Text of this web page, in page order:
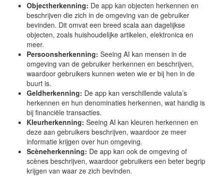
Objectherkenning: De app kan objecten herkennen en
beschrijven die zich in de omgeving van de gebruiker
bevinden. Dit omvat een breed scala aan dagelijkse
objecten, zoals huishoudelijke artikelen, elektronica en
meer.
Persoonsherkenning: Seeing AI kan mensen in de
omgeving van de gebruiker herkennen en beschrijven,
waardoor gebruikers kunnen weten wie er bij hen in de
buurt is.
Geldherkenning: De app kan verschillende valuta’s
herkennen en hun denominaties herkennen, wat handig is
bij financiële transacties.
Kleurherkenning: Seeing AI kan kleuren herkennen en
deze aan gebruikers beschrijven, waardoor ze meer
informatie krijgen over hun omgeving.
Scèneherkenning: De app kan ook de omgeving of
scènes beschrijven, waardoor gebruikers een beter begrip
krijgen van waar ze zich bevinden.